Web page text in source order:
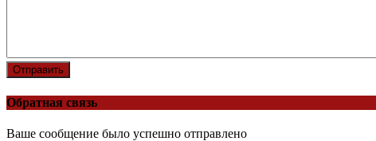
Отправить
Обратная связь
Ваше сообщение было успешно отправлено